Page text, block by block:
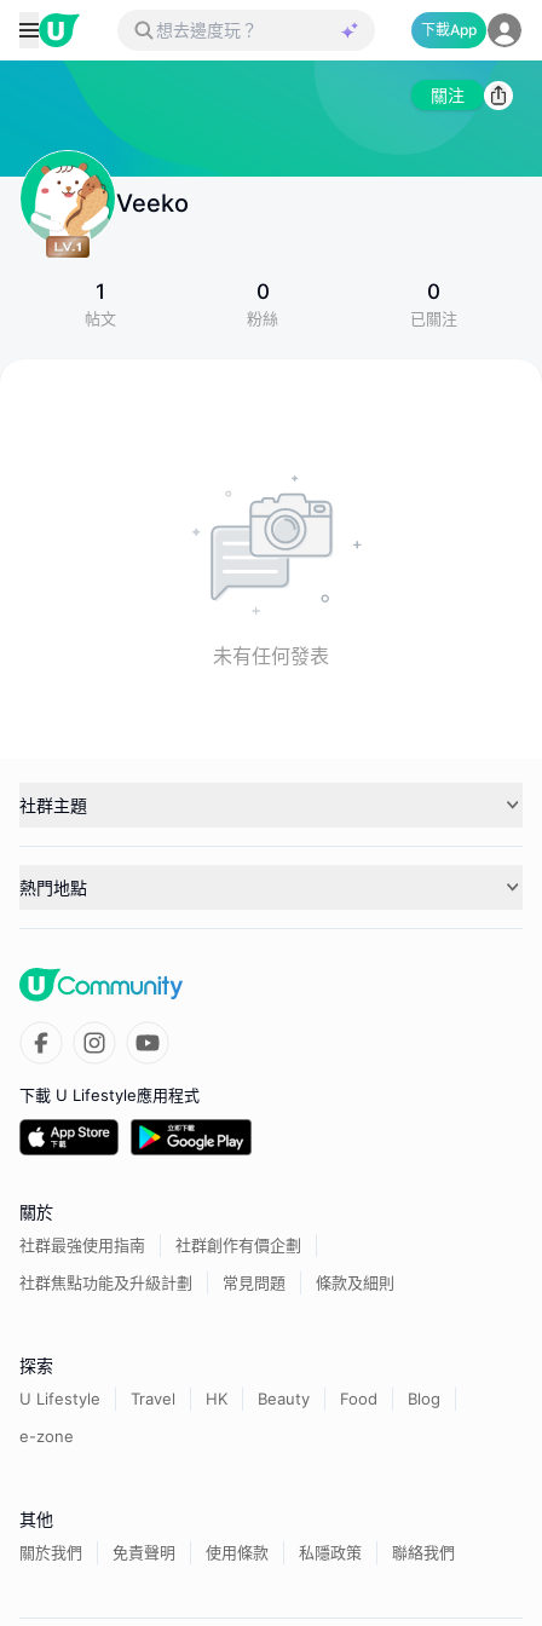
下載App
關注
Veeko
1
帖文
0
粉絲
0
已關注
未有任何發表
社群主題
熱門地點
下載 U Lifestyle應用程式
關於
社群最強使用指南
社群創作有價企劃
社群焦點功能及升級計劃
常見問題 條款及細則
探索
U Lifestyle Travel HK Beauty Food
Blog
e-zone
其他
關於我們 免責聲明 使用條款 私隱政策 聯絡我們